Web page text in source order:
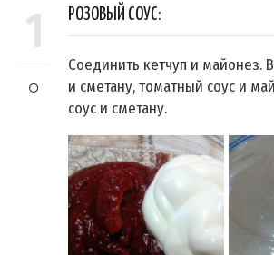
1 РОЗОВЫЙ СОУС:
Соединить кетчуп и майонез.
и сметану, томатный соус и
соус и сметану.